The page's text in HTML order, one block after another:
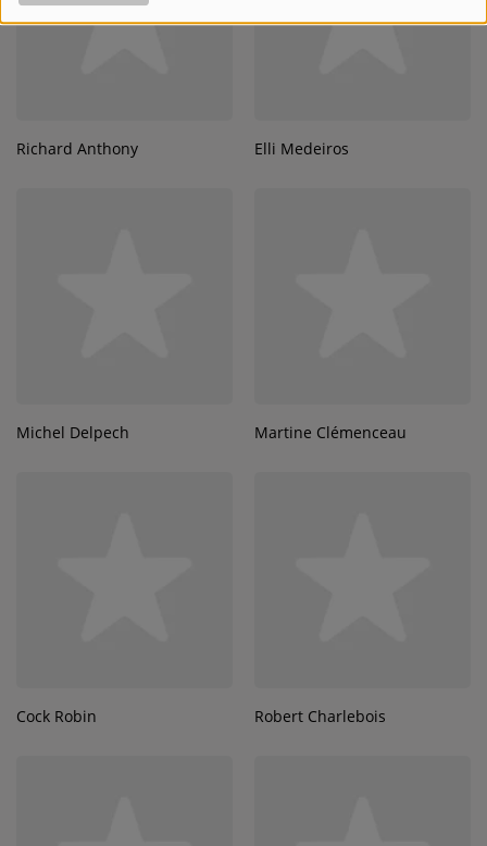
Richard Anthony Elli Medeiros
Michel Delpech Martine Clémenceau
Cock Robin Robert Charlebois